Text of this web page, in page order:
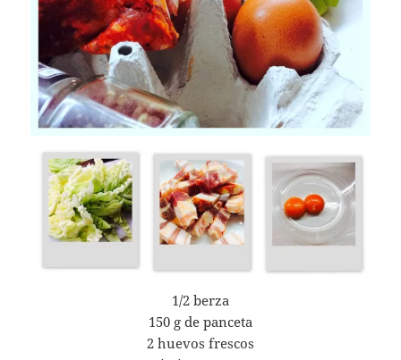
1/2 berza
150 g de panceta
2 huevos frescos